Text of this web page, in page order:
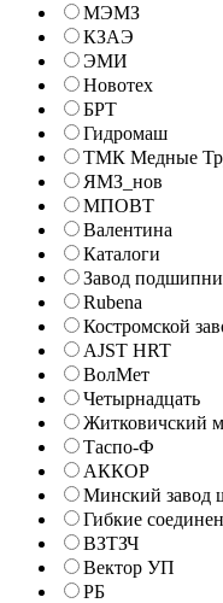
МЭМЗ
КЗАЭ
ЭМИ
Новотех
БРТ
Гидромаш
ТМК Медные
ЯМЗ_нов
МПОВТ
Валентина
Каталоги
Завод
Rubena
Костромской
AJST HRT
ВолМет
Четырнадцать
Житковичский
Таспо-Ф
АККОР
Минский завод
Гибкие
ВЗТЗЧ
Вектор УП
РБ